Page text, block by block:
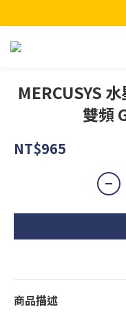
MERCUSYS
雙頻
NT$965
商品描述